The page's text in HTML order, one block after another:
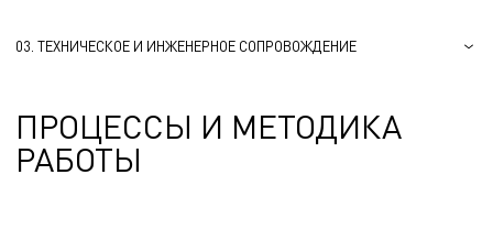
03. ТЕХНИЧЕСКОЕ И ИНЖЕНЕРНОЕ СОПРОВОЖДЕНИЕ
ПРОЦЕССЫ И МЕТОДИКА
РАБОТЫ